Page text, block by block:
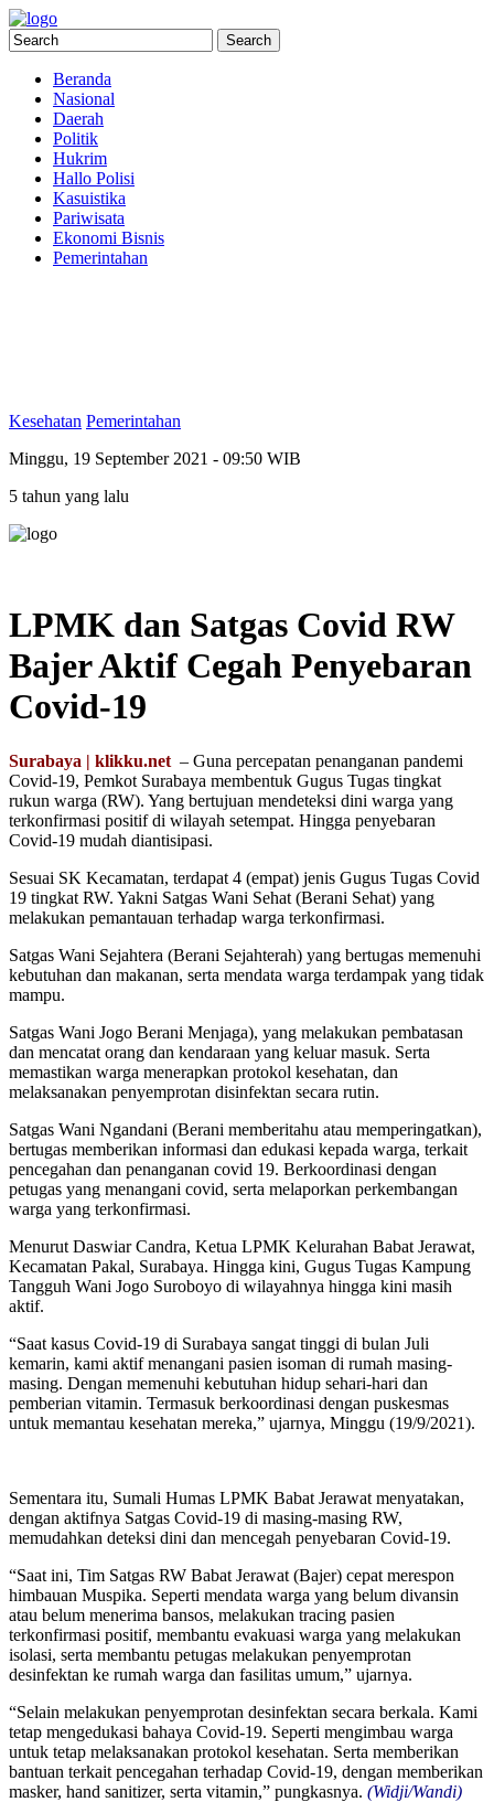
Beranda
Nasional
Daerah
Politik
Hukrim
Hallo Polisi
Kasuistika
Pariwisata
Ekonomi Bisnis
Pemerintahan
Kesehatan Pemerintahan
Minggu, 19 September 2021 - 09:50 WIB
5 tahun yang lalu
LPMK dan Satgas Covid RW
Bajer Aktif Cegah Penyebaran
Covid-19
Surabaya | klikku.net – Guna percepatan penanganan pandemi
Covid-19, Pemkot Surabaya membentuk Gugus Tugas tingkat
rukun warga (RW). Yang bertujuan mendeteksi dini warga yang
terkonfirmasi positif di wilayah setempat. Hingga penyebaran
Covid-19 mudah diantisipasi.
Sesuai SK Kecamatan, terdapat 4 (empat) jenis Gugus Tugas Covid
19 tingkat RW. Yakni Satgas Wani Sehat (Berani Sehat) yang
melakukan pemantauan terhadap warga terkonfirmasi.
Satgas Wani Sejahtera (Berani Sejahterah) yang bertugas memenuhi
kebutuhan dan makanan, serta mendata warga terdampak yang tidak
mampu.
Satgas Wani Jogo Berani Menjaga), yang melakukan pembatasan
dan mencatat orang dan kendaraan yang keluar masuk. Serta
memastikan warga menerapkan protokol kesehatan, dan
melaksanakan penyemprotan disinfektan secara rutin.
Satgas Wani Ngandani (Berani memberitahu atau memperingatkan),
bertugas memberikan informasi dan edukasi kepada warga, terkait
pencegahan dan penanganan covid 19. Berkoordinasi dengan
petugas yang menangani covid, serta melaporkan perkembangan
warga yang terkonfirmasi.
Menurut Daswiar Candra, Ketua LPMK Kelurahan Babat Jerawat,
Kecamatan Pakal, Surabaya. Hingga kini, Gugus Tugas Kampung
Tangguh Wani Jogo Suroboyo di wilayahnya hingga kini masih
aktif.
“Saat kasus Covid-19 di Surabaya sangat tinggi di bulan Juli
kemarin, kami aktif menangani pasien isoman di rumah masing-
masing. Dengan memenuhi kebutuhan hidup sehari-hari dan
pemberian vitamin. Termasuk berkoordinasi dengan puskesmas
untuk memantau kesehatan mereka,” ujarnya, Minggu (19/9/2021).
Sementara itu, Sumali Humas LPMK Babat Jerawat menyatakan,
dengan aktifnya Satgas Covid-19 di masing-masing RW,
memudahkan deteksi dini dan mencegah penyebaran Covid-19.
“Saat ini, Tim Satgas RW Babat Jerawat (Bajer) cepat merespon
himbauan Muspika. Seperti mendata warga yang belum divansin
atau belum menerima bansos, melakukan tracing pasien
terkonfirmasi positif, membantu evakuasi warga yang melakukan
isolasi, serta membantu petugas melakukan penyemprotan
desinfektan ke rumah warga dan fasilitas umum,” ujarnya.
“Selain melakukan penyemprotan desinfektan secara berkala. Kami
tetap mengedukasi bahaya Covid-19. Seperti mengimbau warga
untuk tetap melaksanakan protokol kesehatan. Serta memberikan
bantuan terkait pencegahan terhadap Covid-19, dengan memberikan
masker, hand sanitizer, serta vitamin,” pungkasnya. (Widji/Wandi)